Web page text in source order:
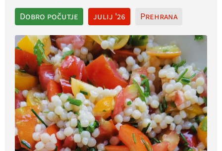
Dobro počutje julij '26 Prehrana